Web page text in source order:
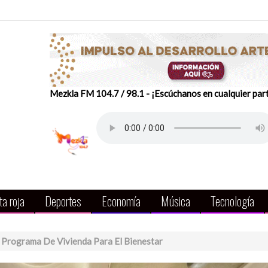
Mezkla FM 104.7 / 98.1 - ¡Escúchanos en cualquier
roja Deportes Economía Música Tecnología
Programa De Vivienda Para El Bienestar